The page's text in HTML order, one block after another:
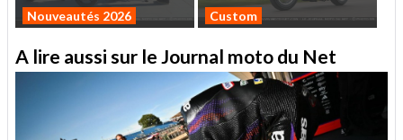
Nouveautés 2026
Custom
A lire aussi sur le Journal moto du Net